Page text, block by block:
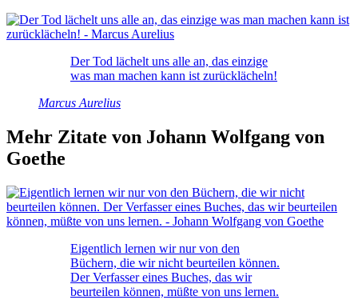
Der Tod lächelt uns alle an, das einzige
was man machen kann ist zurücklächeln!
Marcus Aurelius
Mehr Zitate von Johann Wolfgang von
Goethe
Eigentlich lernen wir nur von den
Büchern, die wir nicht beurteilen können.
Der Verfasser eines Buches, das wir
beurteilen können, müßte von uns lernen.